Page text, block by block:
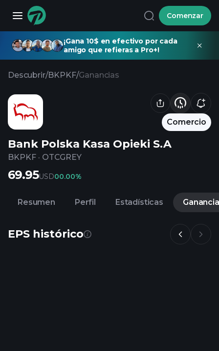
Comenzar
¡Gana 10$ en efectivo por cada
amigo que refieras a Pro+!
Descubrir/BKPKF/Ganancias
Comercio
Bank Polska Kasa Opieki S.A
BKPKF · OTCGREY
69.95USD00.00%
Resumen Perfil Estadísticas
EPS histórico